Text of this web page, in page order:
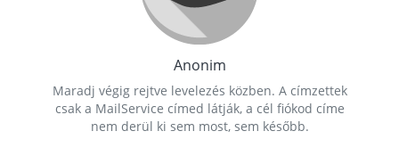
Anonim
Maradj végig rejtve levelezés közben. A címzettek
csak a MailService címed látják, a cél fiókod címe
nem derül ki sem most, sem később.